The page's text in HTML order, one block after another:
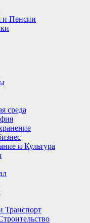
и Пенсии
среда
и Культура
Транспорт